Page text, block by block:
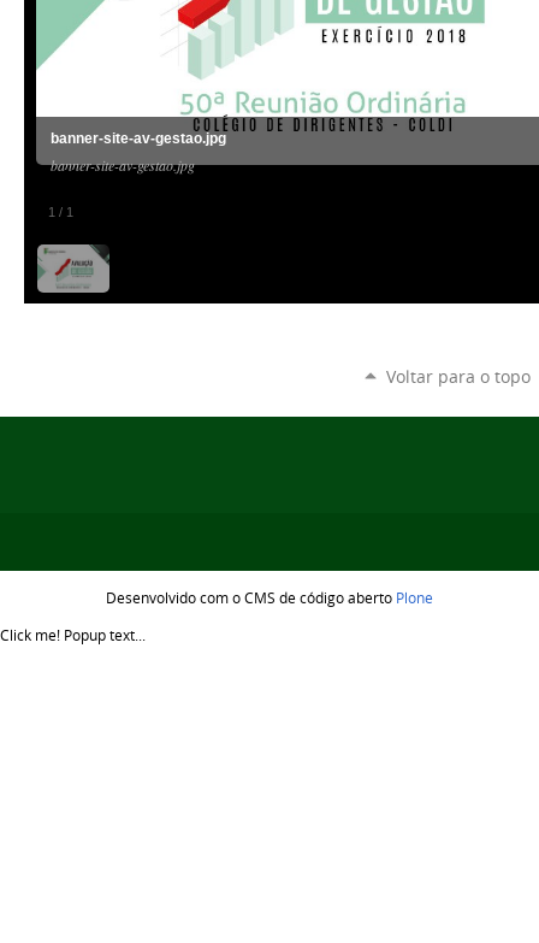
1 / 1
banner-site-av-gestao.jpg
banner-site-av-gestao.jpg
Voltar para o topo
Desenvolvido com o CMS de código aberto Plone
Click me! Popup text...